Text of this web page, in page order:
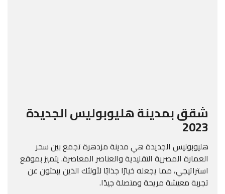
شقق بمدينة هليوبوليس الجديدة
2023
هليوبوليس الجديدة هي مدينة مزدهرة تجمع بين سحر
العمارة المصرية التقليدية والعناصر المعاصرة. يتميز بموقع
استراتيجي، مما يجعله خيارًا جذابًا لأولئك الذين يبحثون عن
تجربة معيشة مريحة ومتصلة جيدًا.